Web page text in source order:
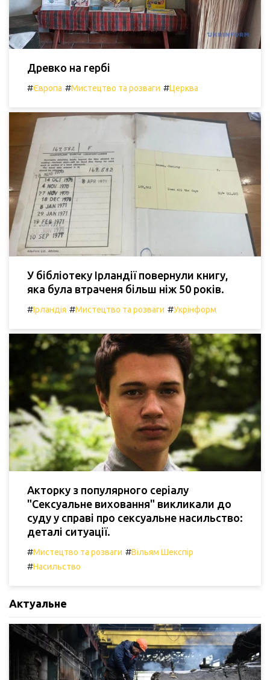
Древко на гербі
#Європа #Мистецтво та розваги #Церква
У бібліотеку Ірландії повернули книгу,
яка була втраченя більш ніж 50 років.
#Ірландія #Мистецтво та розваги #Укрінформ
Акторку з популярного серіалу
"Сексуальне виховання" викликали до
суду у справі про сексуальне насильство:
деталі ситуації.
#Мистецтво та розваги #Вільям Шекспір
#Насильство
Актуальне